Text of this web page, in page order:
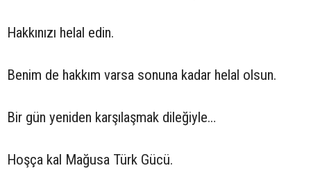
Hakkınızı helal edin.
Benim de hakkım varsa sonuna kadar helal olsun.
Bir gün yeniden karşılaşmak dileğiyle…
Hoşça kal Mağusa Türk Gücü.